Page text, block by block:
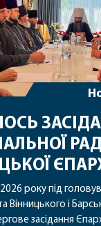
року під
Вінницького і
засідання